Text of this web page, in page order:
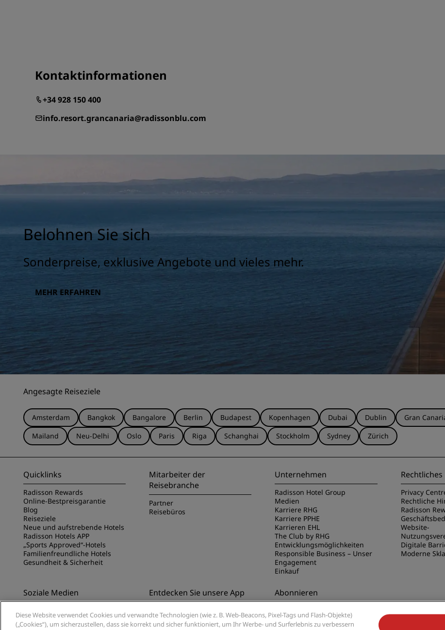
Kontaktinformationen
+34 928 150 400
info.resort.grancanaria@radissonblu.com
Belohnen Sie sich
Sonderpreise, exklusive Angebote und vieles mehr.
MEHR ERFAHREN
Angesagte Reiseziele
Amsterdam Bangkok Bangalore Berlin Budapest Kopenhagen Dubai Dublin Gran
Mailand
Neu-Delhi Oslo Paris Riga Schanghai Stockholm Sydney Zürich
Quicklinks
Radisson Rewards
Online-Bestpreisgarantie
Blog
Reiseziele
Neue und aufstrebende Hotels
Radisson Hotels APP
„Sports Approved“-Hotels
Familienfreundliche Hotels
Gesundheit & Sicherheit
Mitarbeiter der
Reisebranche
Partner
Reisebüros
Unternehmen
Radisson Hotel Group
Medien
Karriere RHG
Karriere PPHE
Karrieren EHL
The Club by RHG
Entwicklungsmöglichkeiten
Responsible Business – Unser
Engagement
Einkauf
Rechtliches
Privacy
Rechtliche
Radisson
Website-
Digitale
Moderne
Soziale Medien
Marken von Radisson Hotels
Entdecken Sie unsere App
Entdecken Sie die Radisson Hotels
App
Abonnieren
Verpassen Sie niemals unsere
beliebtesten Angebote
Diese Website verwendet Cookies und verwandte Technologien (wie z. B. Web-Beacons, Pixel-Tags und Flash-Objekte)
(„Cookies“), um sicherzustellen, dass sie korrekt und sicher funktioniert, um Ihr Werbe- und Surferlebnis zu verbessern